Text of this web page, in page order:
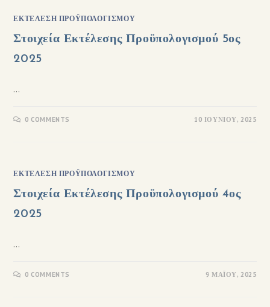
ΕΚΤΈΛΕΣΗ ΠΡΟΫΠΟΛΟΓΙΣΜΟΎ
Στοιχεία Εκτέλεσης Προϋπολογισμού 5ος
2025
…
0 COMMENTS 10 ΙΟΥΝΊΟΥ, 2025
ΕΚΤΈΛΕΣΗ ΠΡΟΫΠΟΛΟΓΙΣΜΟΎ
Στοιχεία Εκτέλεσης Προϋπολογισμού 4ος
2025
…
0 COMMENTS 9 ΜΑΪ́ΟΥ, 2025